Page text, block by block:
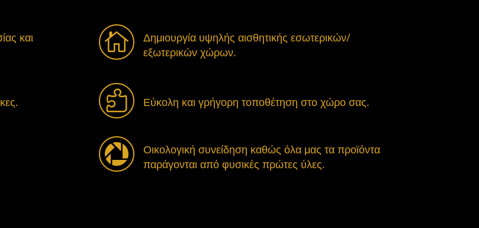
και

Δημιουργία υψηλής αισθητικής εσωτερικών/
εξωτερικών χώρων.
 Εύκολη και γρήγορη τοποθέτηση στο χώρο σας.

Οικολογική συνείδηση καθώς όλα μας τα προϊόντα
παράγονται από φυσικές πρώτες ύλες.